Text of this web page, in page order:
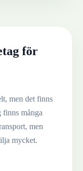
för
men det finns
finns många
men
mycket.